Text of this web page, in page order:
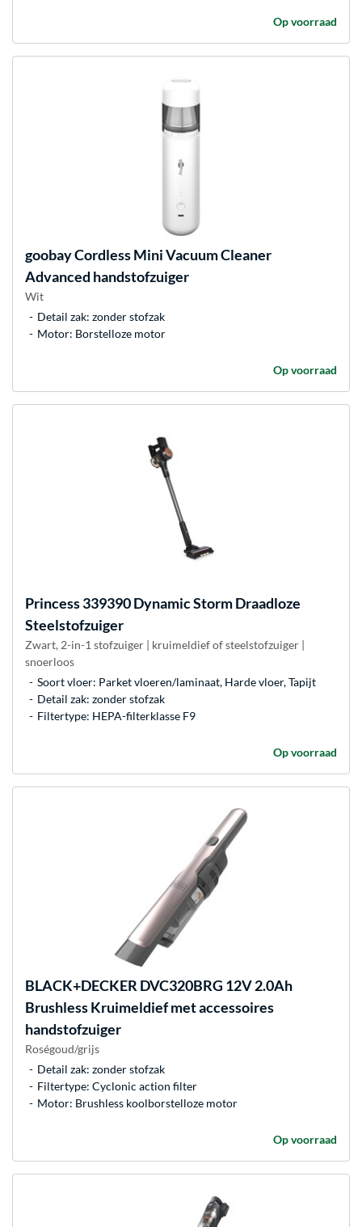
Op voorraad
goobayCordless Mini Vacuum Cleaner
Advanced handstofzuiger
Wit
Detail zak: zonder stofzak
Motor: Borstelloze motor
Op voorraad
Princess339390 Dynamic Storm Draadloze
Steelstofzuiger
Zwart, 2-in-1 stofzuiger | kruimeldief of steelstofzuiger |
snoerloos
Soort vloer: Parket vloeren/laminaat, Harde vloer, Tapijt
Detail zak: zonder stofzak
Filtertype: HEPA-filterklasse F9
Op voorraad
BLACK+DECKER DVC320BRG 12V 2.0Ah
Brushless Kruimeldief met accessoires
handstofzuiger
Roségoud/grijs
Detail zak: zonder stofzak
Filtertype: Cyclonic action filter
Motor: Brushless koolborstelloze motor
Op voorraad